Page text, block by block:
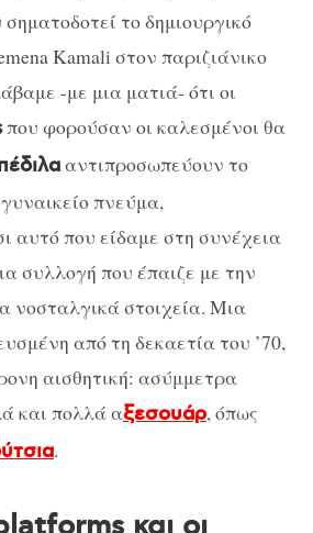
το δημιουργικό
Kamali στον παριζιάνικο
-με μια ματιά- ότι οι
που φορούσαν οι καλεσμένοι θα
αντιπροσωπεύουν το
πνεύμα,
αυτό που είδαμε στη συνέχεια
συλλογή που έπαιζε με την
νοσταλγικά στοιχεία. Μια
από τη δεκαετία του ’70,
αισθητική: ασύμμετρα
και πολλά αξεσουάρ, όπως
.